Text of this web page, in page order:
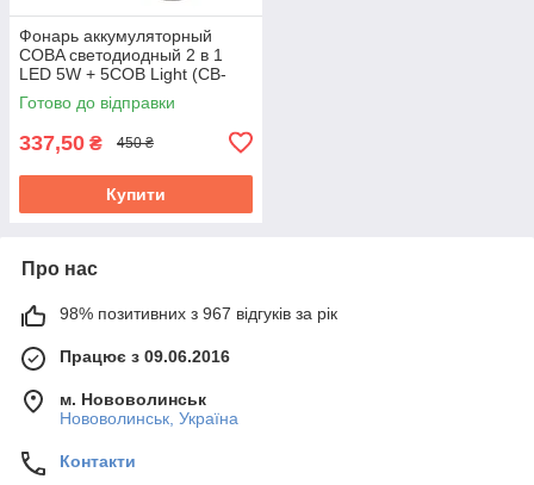
Фонарь аккумуляторный
COBA светодиодный 2 в 1
LED 5W + 5COB Light (CB-
C77)
Готово до відправки
337,50 ₴ 450 ₴
Купити
Про нас
98% позитивних з 967 відгуків за рік
Працює з 09.06.2016
м. Нововолинськ
Нововолинськ, Україна
Контакти